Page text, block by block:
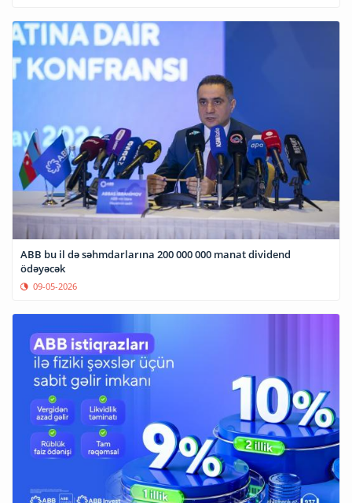
ABB bu il də səhmdarlarına 200 000 000 manat dividend
ödəyəcək
09-05-2026